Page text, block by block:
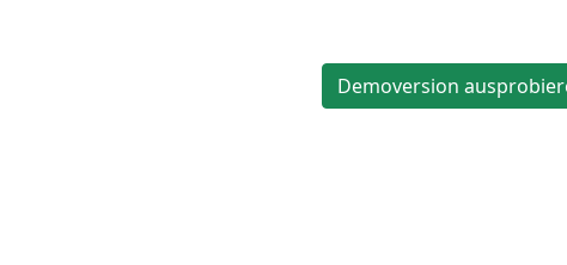
Demoversion